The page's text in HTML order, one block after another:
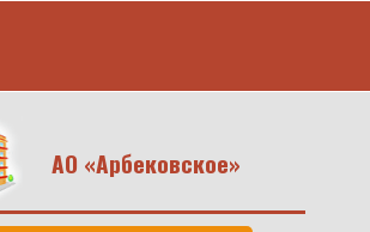
АО «Арбековское»